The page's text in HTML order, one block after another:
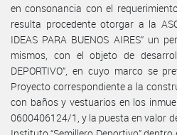
en consonancia con el
resulta procedente otorgar a la
IDEAS PARA BUENOS AIRES” un
mismos, con el objeto de
DEPORTIVO”, en cuyo marco se
Proyecto correspondiente a la
con baños y vestuarios en los
0600406124/1, y la puesta en valor